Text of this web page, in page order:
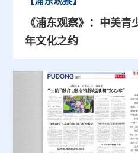
《浦东观察》：中美
年文化之约